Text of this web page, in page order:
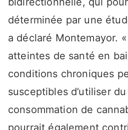
déterminée par une
a déclaré Montemayor.
atteintes de santé en
conditions chroniques
susceptibles d’utiliser
consommation de